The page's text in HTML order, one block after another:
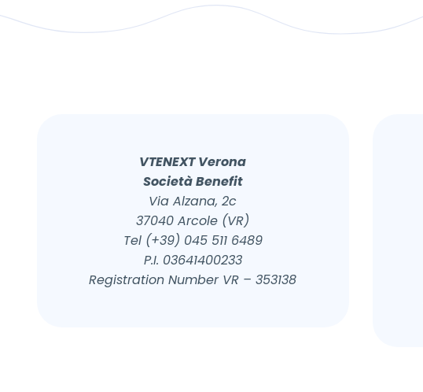
VTENEXT Verona
Società Benefit
Via Alzana, 2c
37040 Arcole (VR)
Tel (+39) 045 511 6489
P.I. 03641400233
Registration Number VR – 353138